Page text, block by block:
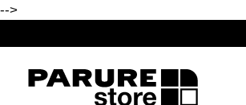
-->